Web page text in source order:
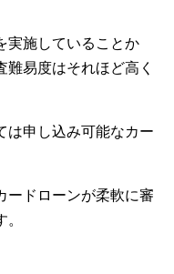
実施していることか
易度はそれほど高く
は申し込み可能なカー
ードローンが柔軟に審